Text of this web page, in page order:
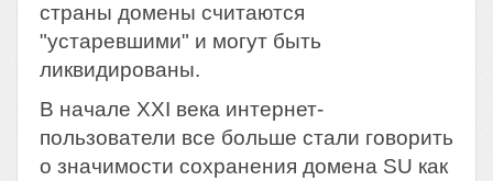
страны домены считаются
"устаревшими" и могут быть
ликвидированы.
В начале XXI века интернет-
пользователи все больше стали говорить
о значимости сохранения домена SU как